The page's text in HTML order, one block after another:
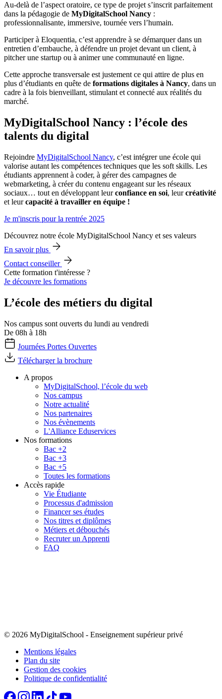
Au-delà de l’aspect oratoire, ce type de projet s’inscrit parfaitement
dans la pédagogie de MyDigitalSchool Nancy :
professionnalisante, immersive, tournée vers l’humain.
Participer à Eloquentia, c’est apprendre à se démarquer dans un
entretien d’embauche, à défendre un projet devant un client, à
pitcher une startup ou à animer une communauté en ligne.
Cette approche transversale est justement ce qui attire de plus en
plus d’étudiants en quête de formations digitales à Nancy, dans un
cadre à la fois bienveillant, stimulant et connecté aux réalités du
marché.
MyDigitalSchool Nancy : l’école des
talents du digital
Rejoindre MyDigitalSchool Nancy, c’est intégrer une école qui
valorise autant les compétences techniques que les soft skills. Les
étudiants apprennent à coder, à gérer des campagnes de
webmarketing, à créer du contenu engageant sur les réseaux
sociaux… tout en développant leurconfiance en soi, leurcréativité
et leurcapacité à travailler en équipe !
Je m'inscris pour la rentrée 2025
Découvrez notre école MyDigitalSchool Nancy et ses valeurs
En savoir plus
Contact conseiller
Cette formation t'intéresse ?
Je découvre les formations
L’école des métiers du digital
Nos campus sont ouverts du lundi au vendredi
De 08h à 18h
Journées Portes Ouvertes
Télécharger la brochure
A propos
MyDigitalSchool, l’école du web
Nos campus
Notre actualité
Nos partenaires
Nos évènements
L'Alliance Eduservices
Nos formations
Bac +2
Bac +3
Bac +5
Toutes les formations
Accès rapide
Vie Étudiante
Processus d'admission
Financer ses études
Nos titres et diplômes
Métiers et débouchés
Recruter un Apprenti
FAQ
© 2026 MyDigitalSchool - Enseignement supérieur privé
Mentions légales
Plan du site
Gestion des cookies
Politique de confidentialité